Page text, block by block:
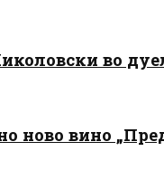
во
ново вино